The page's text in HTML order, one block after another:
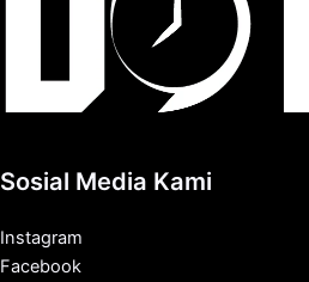
Sosial Media Kami
Instagram
Facebook